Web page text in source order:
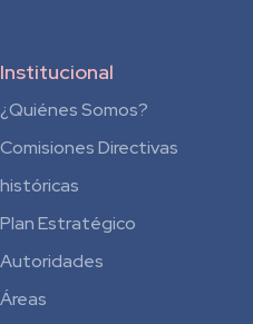
Institucional
¿Quiénes Somos?
Comisiones Directivas
históricas
Plan Estratégico
Autoridades
Áreas